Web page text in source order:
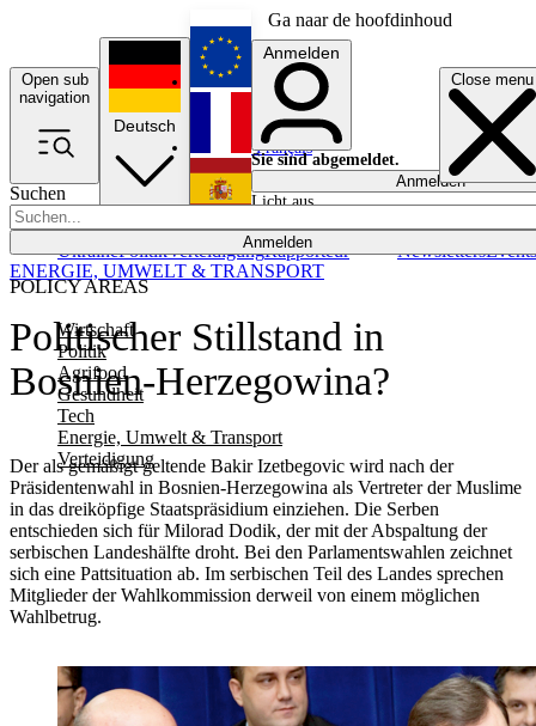
Ga naar de hoofdinhoud
Open sub
navigation
Close menu
Suchen
Anmelden
POLICY AREAS
Wirtschaft
Politik
Agrifood
Gesundheit
Tech
Energie, Umwelt & Transport
Verteidigung
UkrainePolitikVerteidigungRapporteur NewslettersEvents
Deutsch
English
Français
Anmelden
Sie sind abgemeldet.
Anmelden
Licht aus
Politischer Stillstand in
Bosnien-Herzegowina?
Der als gemäßigt geltende Bakir Izetbegovic wird nach der
Präsidentenwahl in Bosnien-Herzegowina als Vertreter der Muslime
in das dreiköpfige Staatspräsidium einziehen. Die Serben
entschieden sich für Milorad Dodik, der mit der Abspaltung der
serbischen Landeshälfte droht. Bei den Parlamentswahlen zeichnet
sich eine Pattsituation ab. Im serbischen Teil des Landes sprechen
Mitglieder der Wahlkommission derweil von einem möglichen
Wahlbetrug.
ENERGIE, UMWELT & TRANSPORT